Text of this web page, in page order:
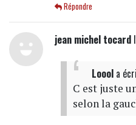
Répondre
jean michel tocard
Looola
C est juste
selon la